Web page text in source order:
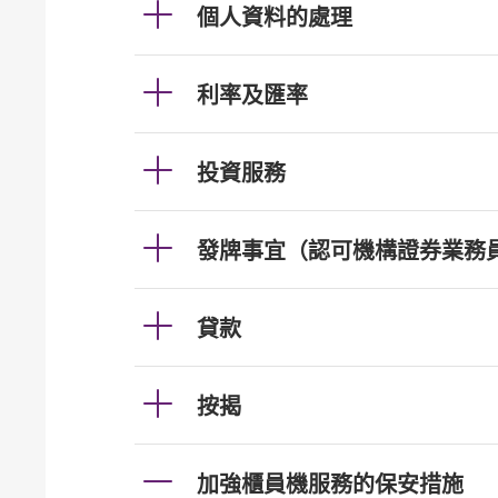
個人資料的處理
利率及匯率
投資服務
發牌事宜（認可機構證券業務
貸款
按揭
加強櫃員機服務的保安措施